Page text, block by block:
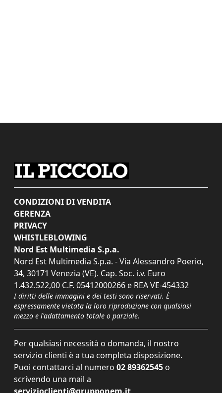
CONDIZIONI DI VENDITA
GERENZA
PRIVACY
WHISTLEBLOWING
Nord Est Multimedia S.p.a.
Nord Est Multimedia S.p.a. - Via Alessandro Poerio,
34, 30171 Venezia (VE). Cap. Soc. i.v. Euro
1.432.522,00 C.F. 05412000266 e REA VE-454332
I diritti delle immagini e dei testi sono riservati. È
espressamente vietata la loro riproduzione con qualsiasi
mezzo e l'adattamento totale o parziale.
Per qualsiasi necessità o domanda, il nostro
servizio clienti è a tua completa disposizione.
Puoi contattarci al numero 02 89362545 o
scrivendo una mail a